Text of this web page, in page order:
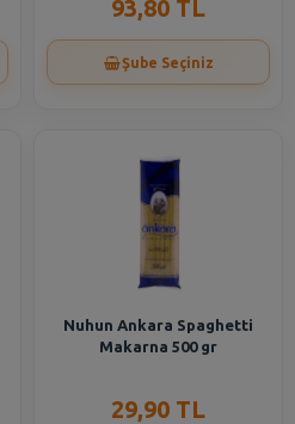
93,80 TL
Şube Seçiniz
Nuhun Ankara Spaghetti
Makarna 500 gr
29,90 TL